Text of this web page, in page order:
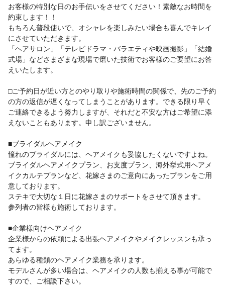
お客様の特別な日のお手伝いをさせてください！素敵なお時間を
約束します！！
もちろん普段使いで、オシャレを楽しみたい場合も喜んでキレイ
にさせていただきます。
「ヘアサロン」「テレビドラマ・バラエティや映画撮影」「結婚
式場」などさまざまな現場で磨いた技術でお客様のご要望にお答
えいたします。
□ご予約日が近い方とのやり取りや施術時間の関係で、先のご予約
の方の返信が遅くなってしまうことがあります。できる限り早く
ご連絡できるよう努力しますが、それだと不安な方はご希望に添
えないこともあります。申し訳ございません。
■ブライダルヘアメイク
憧れのブライダルには、ヘアメイクも妥協したくないですよね。
ブライダルヘアメイクプラン、お支度プラン、海外挙式用ヘアメ
イクカルテプランなど、花嫁さまのご意向にあったプランをご用
意しております。
ステキで大切な１日に花嫁さまのサポートをさせて頂きます。
参列者の皆様も施術しております。
■企業様向けヘアメイク
企業様からの依頼による出張ヘアメイクやメイクレッスンも承っ
てます。
あらゆる種類のヘアメイク業務を承ります。
モデルさんが多い場合は、ヘアメイクの人数も揃える事が可能で
すので、ご相談下さい。